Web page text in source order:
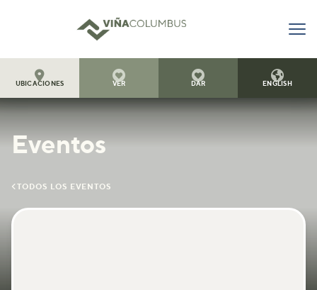

UBICACIONES

VER

DAR

ENGLISH
Eventos
TODOS LOS EVENTOS